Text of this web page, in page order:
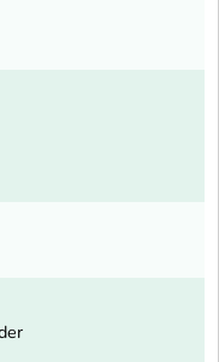
Link